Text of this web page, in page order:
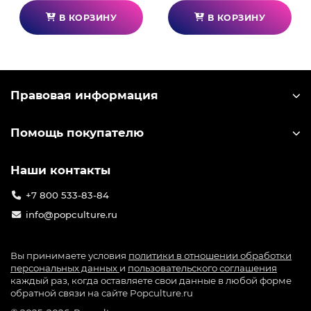
В КОРЗИНУ В КОРЗИНУ
Правовая информация
Помощь покупателю
Наши контакты
+7 800 533-83-84
info@popculture.ru
Вы принимаете условия политики в отношении обработки
персональных данных и пользовательского соглашения
каждый раз, когда оставляете свои данные в любой форме
обратной связи на сайте Popculture.ru